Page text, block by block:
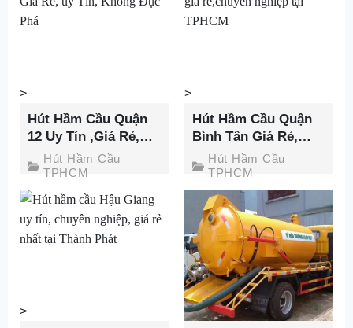
>
Hút Hầm Cầu
TPHCM
Hút Hầm Cầu Quận
12 Uy Tín ,Giá Rẻ,
Không Đục Phá –
Thành Phát
>
Hút Hầm Cầu
TPHCM
Hút Hầm Cầu Quận
Bình Tân Giá Rẻ,
Nhanh Chóng,
Không Đục Phá
> >